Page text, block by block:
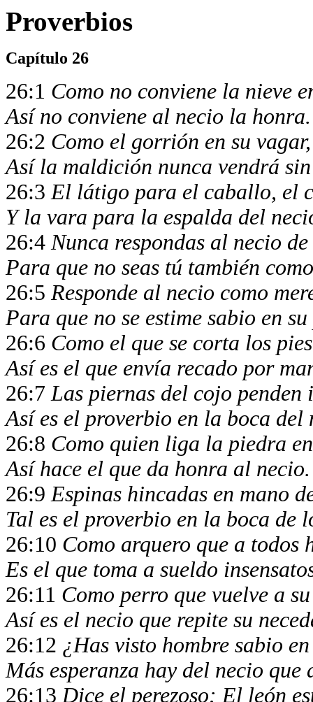
Proverbios
Capítulo 26
26:1 Como no conviene la nieve
Así no conviene al necio la
26:2 Como el gorrión en su
Así la maldición nunca vendrá
26:3El látigo para el caballo, el
Y la vara para la espalda del
26:4Nunca respondas al necio
Para que no seas tú también
26:5 Responde al necio como
Para que no se estime sabio en
26:6 Como el que se corta los
Así es el que envía recado por
26:7Las piernas del cojo
Así es el proverbio en la boca
26:8 Como quien liga la piedra
Así hace el que da honra al
26:9Espinas hincadas en mano
Tal es el proverbio en la boca de
26:10 Como arquero que a todos
Es el que toma a sueldo
26:11 Como perro que vuelve a
Así es el necio que repite su
26:12 ¿Has visto hombre sabio
Más esperanza hay del necio que
26:13Dice el perezoso: El león